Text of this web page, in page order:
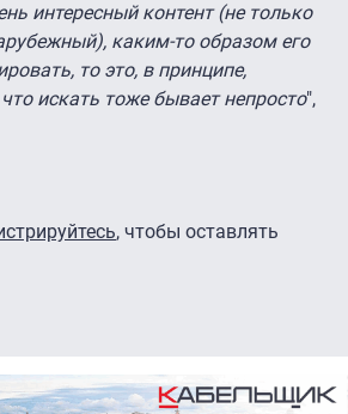
интересный контент (не только
каким-то образом его
то это, в принципе,
искать тоже бывает непросто",
, чтобы оставлять